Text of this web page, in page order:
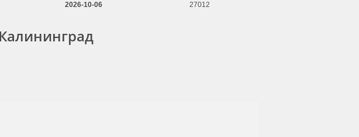
2026-10-06 27012